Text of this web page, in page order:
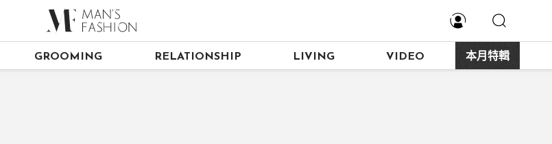
GROOMING RELATIONSHIP LIVING VIDEO 本月特輯